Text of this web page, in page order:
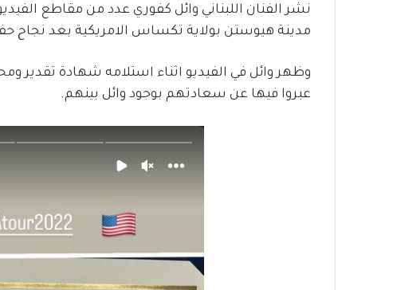
نشر الفنان اللبناني وائل كفوري عدد من مقاطع
مدينة هيوستن بولاية تكساس الامريكية بعد نجاح
وظهر وائل في الفيديو اثناء استلامه شهادة تقدير
عبروا فيها عن سعادتهم بوجود وائل بينهم.